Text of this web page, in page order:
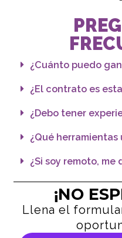
¿Cuánto puedo
¿El contrato es
¿Debo tener
¿Qué herramientas
¿Si soy remoto, me
¡NO
Llena el